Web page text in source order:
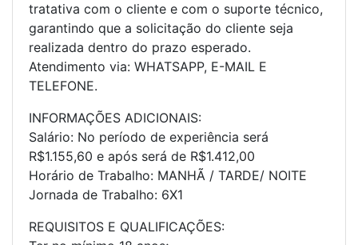
tratativa com o cliente e com o suporte técnico,
garantindo que a solicitação do cliente seja
realizada dentro do prazo esperado.
Atendimento via: WHATSAPP, E-MAIL E
TELEFONE.
INFORMAÇÕES ADICIONAIS:
Salário: No período de experiência será
R$1.155,60 e após será de R$1.412,00
Horário de Trabalho: MANHÃ / TARDE/ NOITE
Jornada de Trabalho: 6X1
REQUISITOS E QUALIFICAÇÕES: